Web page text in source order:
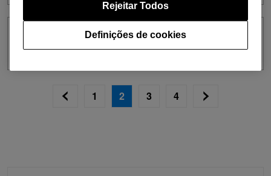
ver. 7.1.1
1 2 3 4
Definições de cookies
Rejeitar Todos